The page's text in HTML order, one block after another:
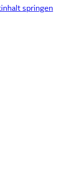
springen